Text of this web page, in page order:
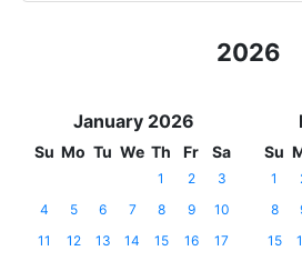
2026
January 2026
Su Mo Tu We Th Fr Sa
1 2
3
4
5 6 7 8 9
10
11
12 13 14 15 16
17
Su
1
8
15